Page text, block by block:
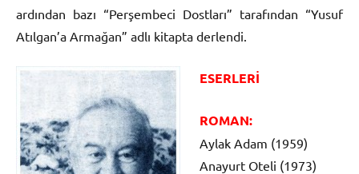
ardından bazı “Perşembeci Dostları” tarafından “Yusuf
Atılgan’a Armağan” adlı kitapta derlendi.
ESERLERİ
ROMAN:
Aylak Adam (1959)
Anayurt Oteli (1973)